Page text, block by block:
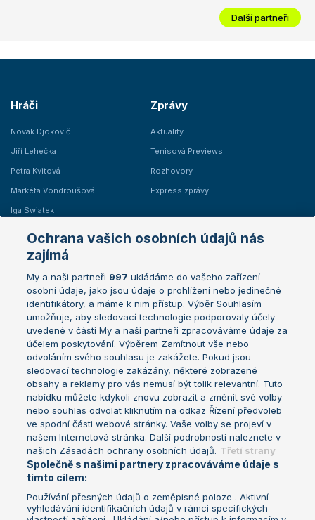
Další partneři
Hráči
Novak Djokovič
Jiří Lehečka
Petra Kvitová
Markéta Vondroušová
Iga Swiatek
Zprávy
Aktuality
Tenisová Previews
Rozhovory
Express zprávy
Žebříčky
Žebříček ATP (muži)
Žebříček WTA (ženy)
Sázkařský žebříček
Australian Open
French Open
Wimbledon
US Open
Turnaj mistrů
Turnaj mistryň
Aktualní trendy
Fotbalové přestupy
Livesport Daily
LS Prague Open
Ochrana vašich osobních údajů nás
zajímá
My a naši partneři 997 ukládáme do vašeho zařízení
osobní údaje, jako jsou údaje o prohlížení nebo jedinečné
identifikátory, a máme k nim přístup. Výběr Souhlasím
umožňuje, aby sledovací technologie podporovaly účely
uvedené v části My a naši partneři zpracováváme údaje za
účelem poskytování. Výběrem Zamítnout vše nebo
odvoláním svého souhlasu je zakážete. Pokud jsou
sledovací technologie zakázány, některé zobrazené
obsahy a reklamy pro vás nemusí být tolik relevantní. Tuto
nabídku můžete kdykoli znovu zobrazit a změnit své volby
nebo souhlas odvolat kliknutím na odkaz Řízení předvoleb
ve spodní části webové stránky. Vaše volby se projeví v
našem Internetová stránka. Další podrobnosti naleznete v
našich Zásadách ochrany osobních údajů. Třetí strany
Společně s našimi partnery zpracováváme údaje s
tímto cílem:
Používání přesných údajů o zeměpisné poloze . Aktivní
vyhledávání identifikačních údajů v rámci specifických